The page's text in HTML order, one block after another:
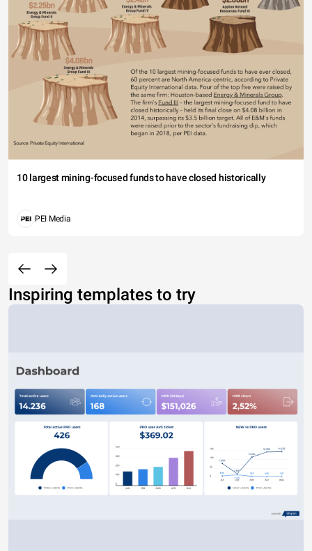
10 largest mining-focused funds to have closed historically
PEI Media
Inspiring templates to try